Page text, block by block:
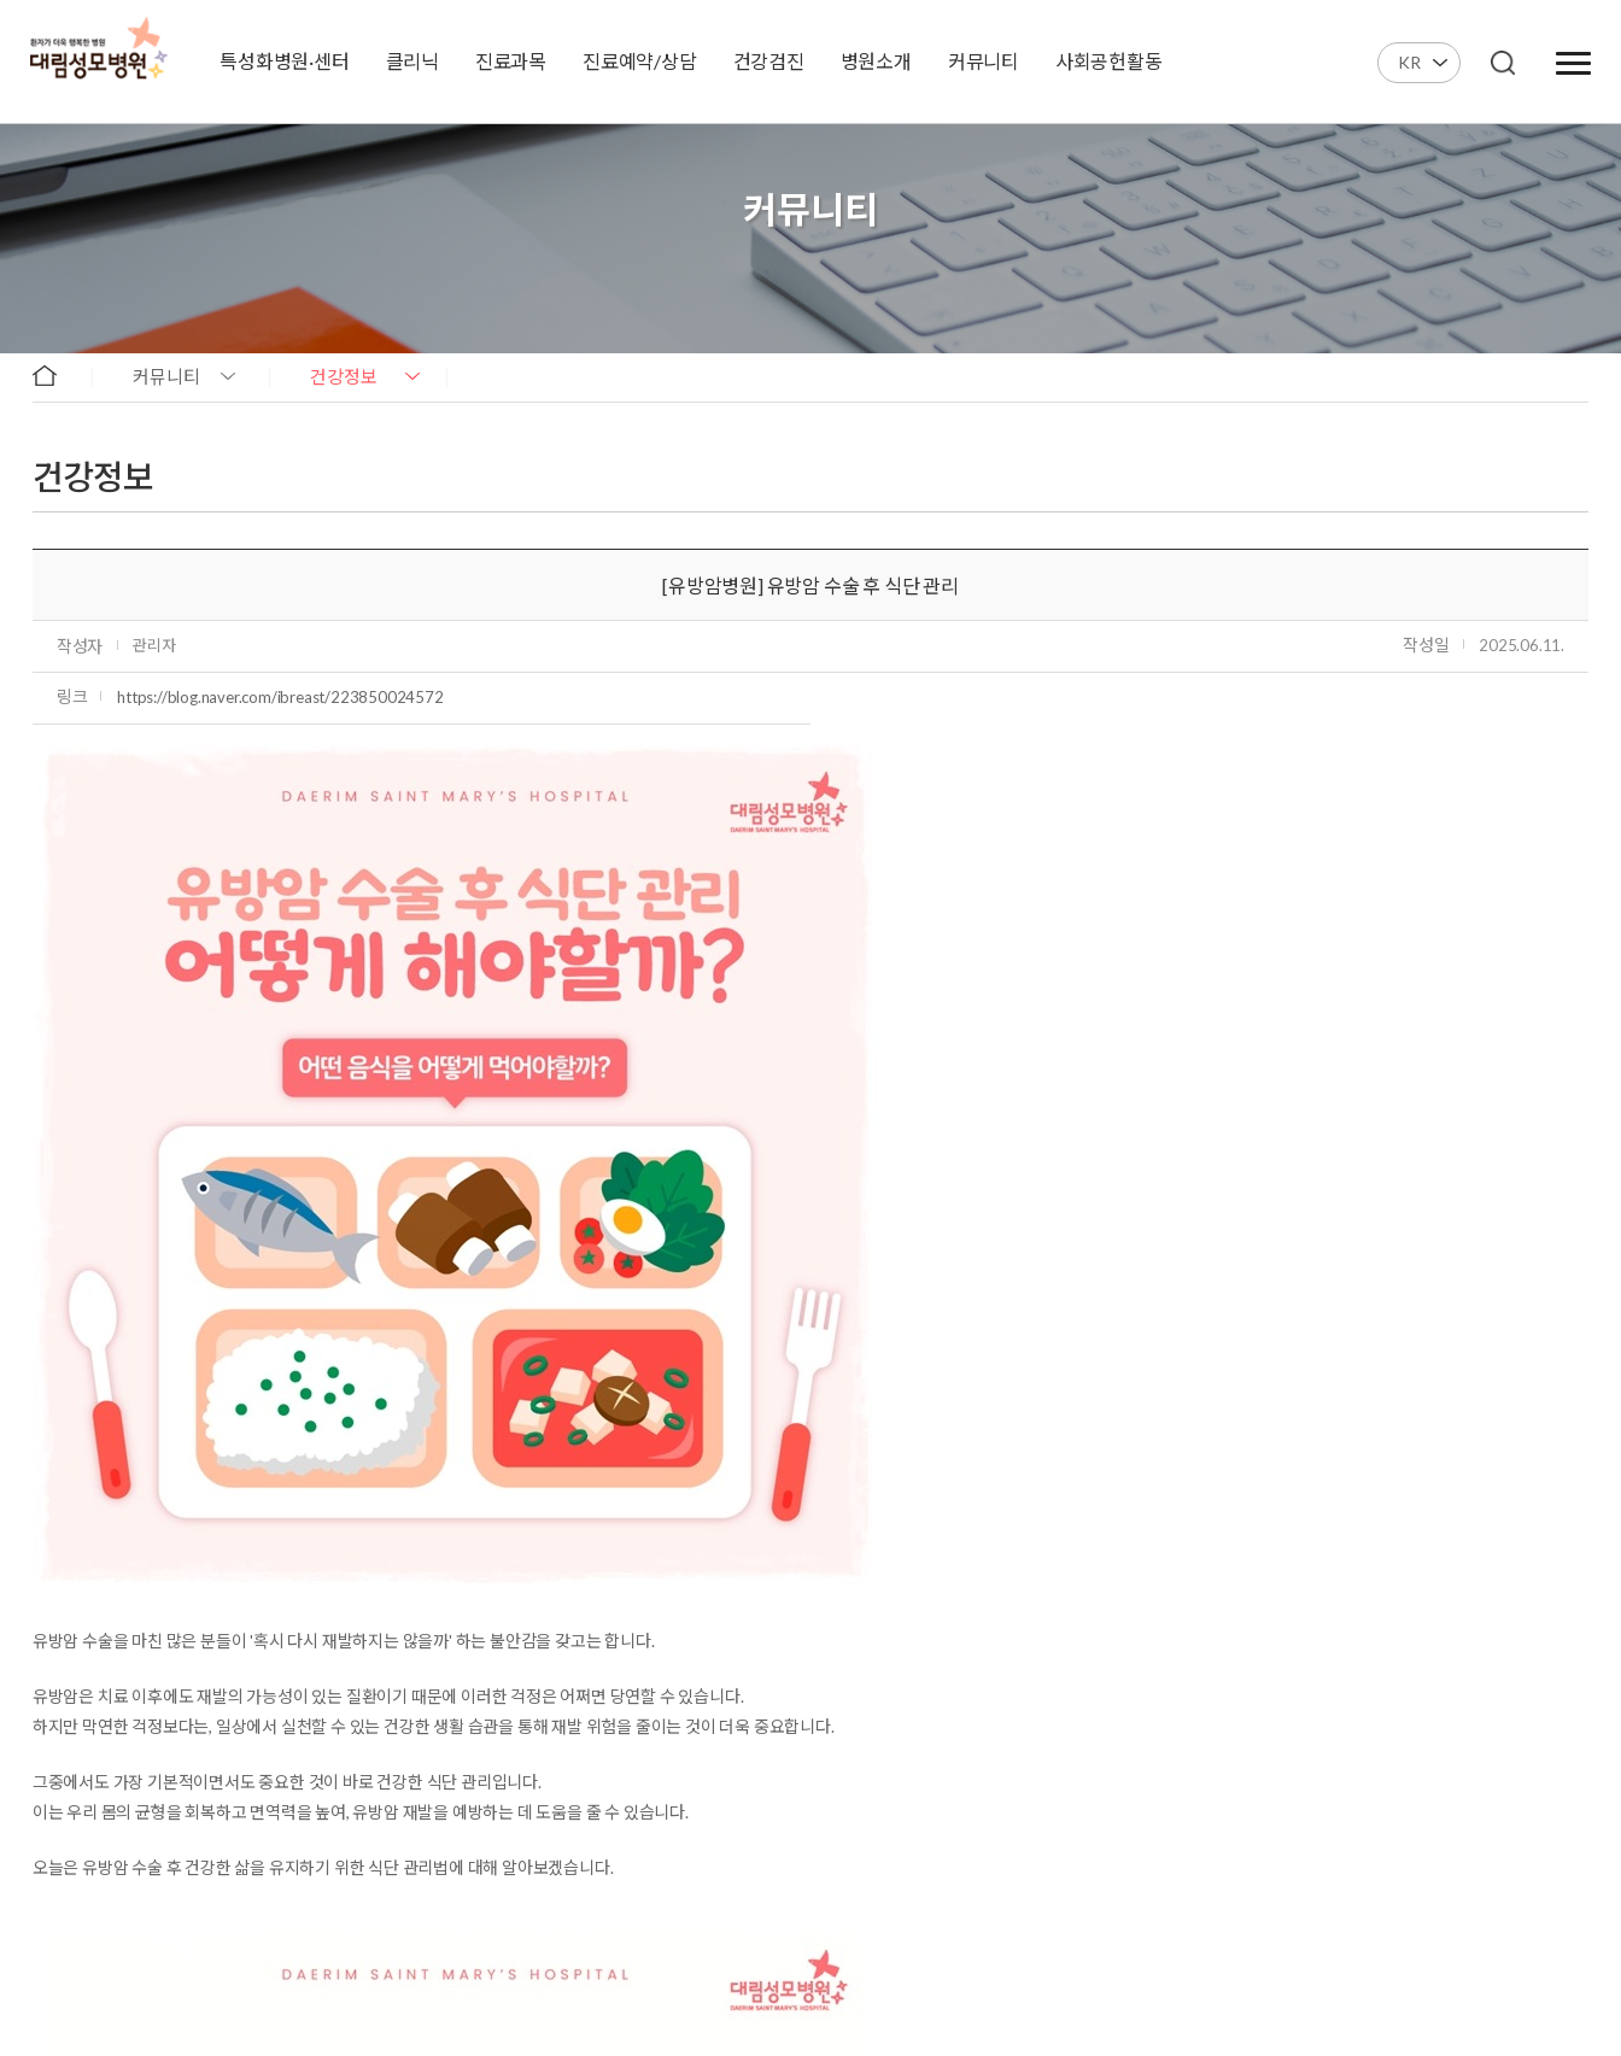
특성화병원·센터 클리닉 진료과목 진료예약/상담 건강검진 병원소개 커뮤니티 사회공헌활동 KR
커뮤니티
커뮤니티 건강정보
건강정보
[유방암병원] 유방암 수술 후 식단 관리
작성자 관리자 작성일 2025.06.11.
링크 https://blog.naver.com/ibreast/223850024572
유방암 수술을 마친 많은 분들이 '혹시 다시 재발하지는 않을까' 하는 불안감을 갖고는 합니다.
유방암은 치료 이후에도 재발의 가능성이 있는 질환이기 때문에 이러한 걱정은 어쩌면 당연할 수 있습니다.
하지만 막연한 걱정보다는, 일상에서 실천할 수 있는 건강한 생활 습관을 통해 재발 위험을 줄이는 것이 더욱 중요합니다.
그중에서도 가장 기본적이면서도 중요한 것이 바로 건강한 식단 관리입니다.
이는 우리 몸의 균형을 회복하고 면역력을 높여, 유방암 재발을 예방하는 데 도움을 줄 수 있습니다.
오늘은 유방암 수술 후 건강한 삶을 유지하기 위한 식단 관리법에 대해 알아보겠습니다.